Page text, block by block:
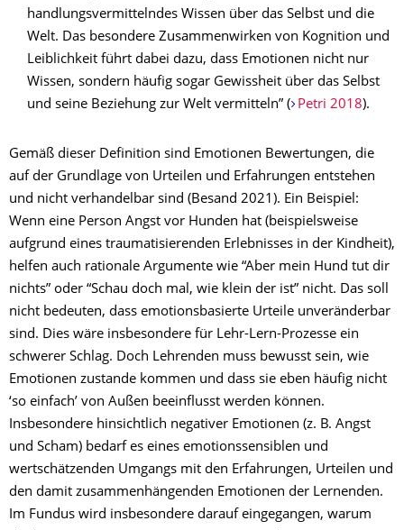
handlungsvermittelndes Wissen über das Selbst und die
Welt. Das besondere Zusammenwirken von Kognition und
Leiblichkeit führt dabei dazu, dass Emotionen nicht nur
Wissen, sondern häufig sogar Gewissheit über das Selbst
und seine Beziehung zur Welt vermitteln” ( Petri 2018).
Gemäß dieser Definition sind Emotionen Bewertungen, die
auf der Grundlage von Urteilen und Erfahrungen entstehen
und nicht verhandelbar sind (Besand 2021). Ein Beispiel:
Wenn eine Person Angst vor Hunden hat (beispielsweise
aufgrund eines traumatisierenden Erlebnisses in der Kindheit),
helfen auch rationale Argumente wie “Aber mein Hund tut dir
nichts” oder “Schau doch mal, wie klein der ist” nicht. Das soll
nicht bedeuten, dass emotionsbasierte Urteile unveränderbar
sind. Dies wäre insbesondere für Lehr-Lern-Prozesse ein
schwerer Schlag. Doch Lehrenden muss bewusst sein, wie
Emotionen zustande kommen und dass sie eben häufig nicht
‘so einfach’ von Außen beeinflusst werden können.
Insbesondere hinsichtlich negativer Emotionen (z. B. Angst
und Scham) bedarf es eines emotionssensiblen und
wertschätzenden Umgangs mit den Erfahrungen, Urteilen und
den damit zusammenhängenden Emotionen der Lernenden.
Im Fundus wird insbesondere darauf eingegangen, warum